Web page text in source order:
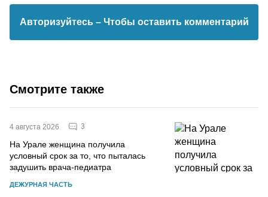
Авторизуйтесь – Чтобы оставить комментарий
Смотрите также
4 августа 2026 3
На Урале женщина получила
условный срок за то, что пыталась
задушить врача-педиатра
ДЕЖУРНАЯ ЧАСТЬ